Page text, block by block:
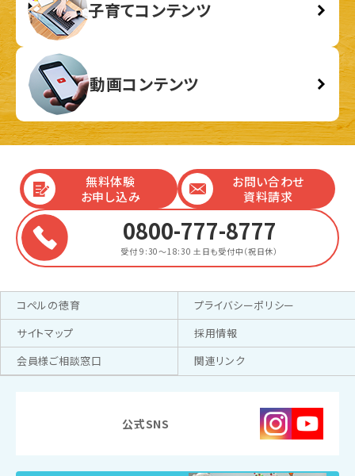
子育てコンテンツ
動画コンテンツ
無料体験
お申し込み
お問い合わせ
資料請求
0800-777-8777
受付 9:30～18:30 土日も受付中（祝日休）
コペルの徳育
プライバシーポリシー
サイトマップ
採用情報
会員様ご相談窓口
関連リンク
公式SNS